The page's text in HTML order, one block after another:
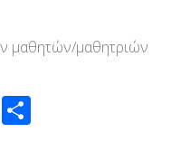
μαθητών/μαθητριών
Copy